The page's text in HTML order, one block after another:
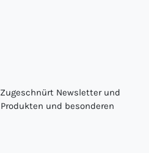
Newsletter und
und besonderen